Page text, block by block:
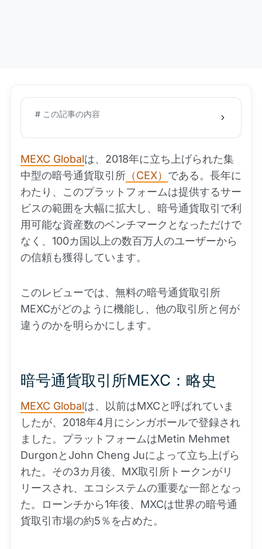
# この記事の内容
MEXC Globalは、2018年に立ち上げられた集
中型の暗号通貨取引所 （CEX） である。長年に
わたり、このプラットフォームは提供するサー
ビスの範囲を大幅に拡大し、暗号通貨取引で利
用可能な資産数のベンチマークとなっただけで
なく、100カ国以上の数百万人のユーザーから
の信頼も獲得しています。
このレビューでは、無料の暗号通貨取引所
MEXCがどのように機能し、他の取引所と何が
違うのかを明らかにします。
暗号通貨取引所MEXC：略史
MEXC Globalは、以前はMXCと呼ばれていま
したが、2018年4月にシンガポールで登録され
ました。プラットフォームはMetin Mehmet
DurgonとJohn Cheng Juによって立ち上げら
れた。その3カ月後、MX取引所トークンがリ
リースされ、エコシステムの重要な一部となっ
た。ローンチから1年後、MXCは世界の暗号通
貨取引市場の約5％を占めた。